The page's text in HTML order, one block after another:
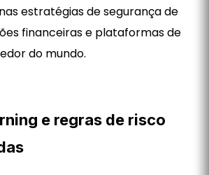
estratégias de segurança de
financeiras e plataformas de
do mundo.
e regras de risco